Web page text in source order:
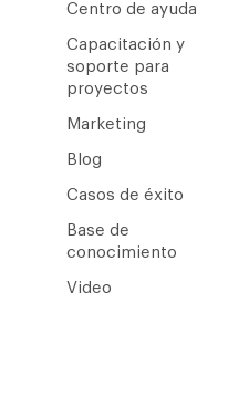
Centro de ayuda
Capacitación y
soporte para
proyectos
Marketing
Blog
Casos de éxito
Base de
conocimiento
Video